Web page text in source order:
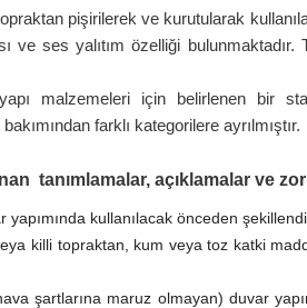
pişirilerek ve kurutularak
ve ses yalıtım özelliği bulunmaktadır.
malzemeleri için belirlenen bir
farklı kategorilere ayrılmıştır.
tanımlamalar, açıklamalar ve
yapımında kullanılacak önceden
killi topraktan, kum veya toz katki
şartlarına maruz olmayan) duvar